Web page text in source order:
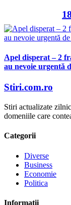
Apel disperat – 2
au nevoie urgentă
Stiri.com.ro
Stiri actualizate
domeniile care
Categorii
Diverse
Business
Economie
Politica
Informații